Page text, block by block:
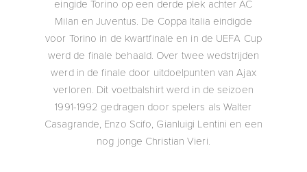
eingide Torino op een derde plek achter AC
Milan en Juventus. De Coppa Italia eindigde
voor Torino in de kwartfinale en in de UEFA Cup
werd de finale behaald. Over twee wedstrijden
werd in de finale door uitdoelpunten van Ajax
verloren. Dit voetbalshirt werd in de seizoen
1991-1992 gedragen door spelers als Walter
Casagrande, Enzo Scifo, Gianluigi Lentini en een
nog jonge Christian Vieri.